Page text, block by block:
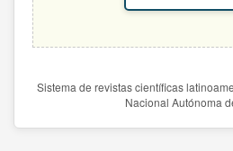
Sistema de revistas científicas
Nacional Autónoma